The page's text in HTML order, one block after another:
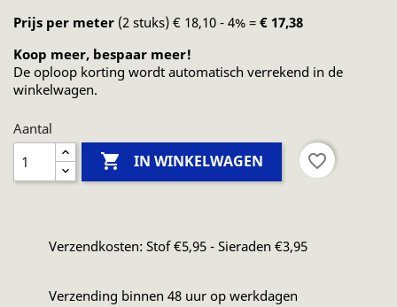
Prijs per meter (2 stuks) € 18,10 - 4% = € 17,38
Koop meer, bespaar meer!
De oploop korting wordt automatisch verrekend in de
winkelwagen.
Aantal
 IN WINKELWAGEN favorite_border
Verzendkosten: Stof €5,95 - Sieraden €3,95
Verzending binnen 48 uur op werkdagen